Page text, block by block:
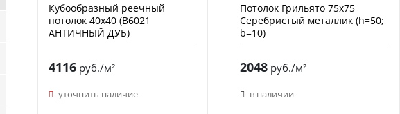
Кубообразный реечный
потолок 40х40 (B6021
АНТИЧНЫЙ ДУБ)
4116руб./м²
уточнить наличие
Потолок Грильято 75х75
Серебристый металлик (h=50;
b=10)
2048 руб./м²
в наличии